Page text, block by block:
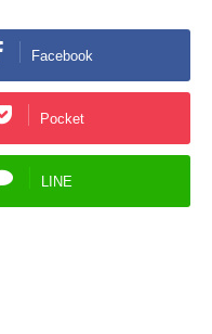
Facebook
Pocket
LINE